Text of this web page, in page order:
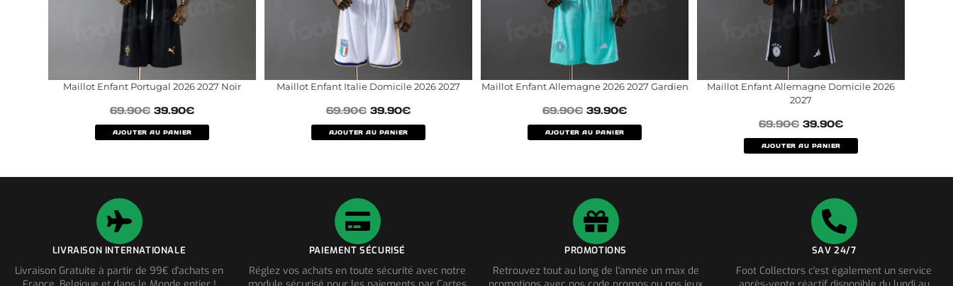
Maillot Enfant Portugal 2026 2027 Noir
69.90€ 39.90€
AJOUTER AU PANIER
Maillot Enfant Italie Domicile 2026 2027
69.90€ 39.90€
AJOUTER AU PANIER
Maillot Enfant Allemagne 2026 2027 Gardien
69.90€ 39.90€
AJOUTER AU PANIER
Maillot Enfant Allemagne Domicile 2026
2027
69.90€ 39.90€
AJOUTER AU PANIER
LIVRAISON INTERNATIONALE
Livraison Gratuite à partir de 99€ d'achats en
PAIEMENT SÉCURISÉ
Réglez vos achats en toute sécurité avec notre
PROMOTIONS
Retrouvez tout au long de l'année un max de
SAV 24/7
Foot Collectors c'est également un service